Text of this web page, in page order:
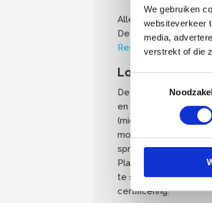
We gebruiken
websiteverkeer
media,
verstrekt of die
Toestemmingsselectie
Alle betrokken
Deze
Restauratiekwaliteit
Lobbyen en
De bedrijven in de
en vragen onder
(middels
spreken over de
Platform
te slaan tussen het
certificering.